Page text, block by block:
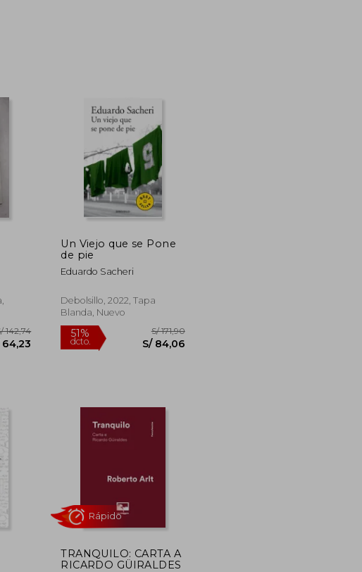
Un Viejo que se Pone
de pie
Eduardo Sacheri
Debolsillo, 2022, Tapa
Blanda, Nuevo
dcto.
TRANQUILO: CARTA A
RICARDO GÜIRALDES